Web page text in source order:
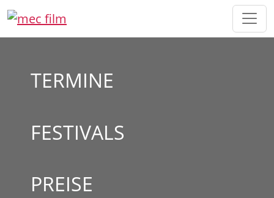
Direkt zur Hauptnavigation springen
Direkt zum Inhalt springen
TERMINE
FESTIVALS
PREISE